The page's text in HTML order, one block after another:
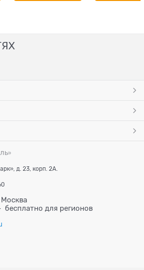
»
д. 23, корп. 2А.
бесплатно для регионов